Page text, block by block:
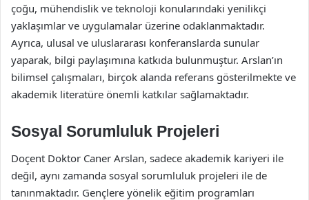
çoğu, mühendislik ve teknoloji konularındaki yenilikçi
yaklaşımlar ve uygulamalar üzerine odaklanmaktadır.
Ayrıca, ulusal ve uluslararası konferanslarda sunular
yaparak, bilgi paylaşımına katkıda bulunmuştur. Arslan’ın
bilimsel çalışmaları, birçok alanda referans gösterilmekte ve
akademik literatüre önemli katkılar sağlamaktadır.
Sosyal Sorumluluk Projeleri
Doçent Doktor Caner Arslan, sadece akademik kariyeri ile
değil, aynı zamanda sosyal sorumluluk projeleri ile de
tanınmaktadır. Gençlere yönelik eğitim programları